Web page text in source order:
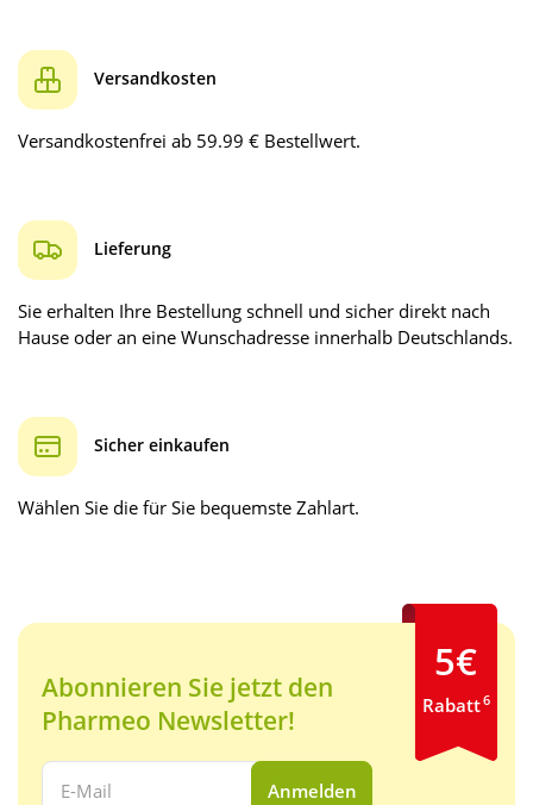
Versandkosten
Versandkostenfrei ab 59.99 € Bestellwert.
Lieferung
Sie erhalten Ihre Bestellung schnell und sicher direkt nach
Hause oder an eine Wunschadresse innerhalb Deutschlands.
Sicher einkaufen
Wählen Sie die für Sie bequemste Zahlart.
Abonnieren Sie jetzt den
Pharmeo Newsletter!
Ihre E-Mail Adresse:
Anmelden
5€
Rabatt6